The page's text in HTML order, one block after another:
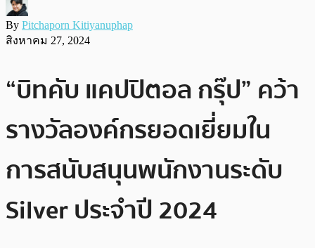
By Pitchaporn Kitiyanuphap
สิงหาคม 27, 2024
“บิทคับ แคปปิตอล กรุ๊ป” คว้า
รางวัลองค์กรยอดเยี่ยมใน
การสนับสนุนพนักงานระดับ
Silver ประจำปี 2024